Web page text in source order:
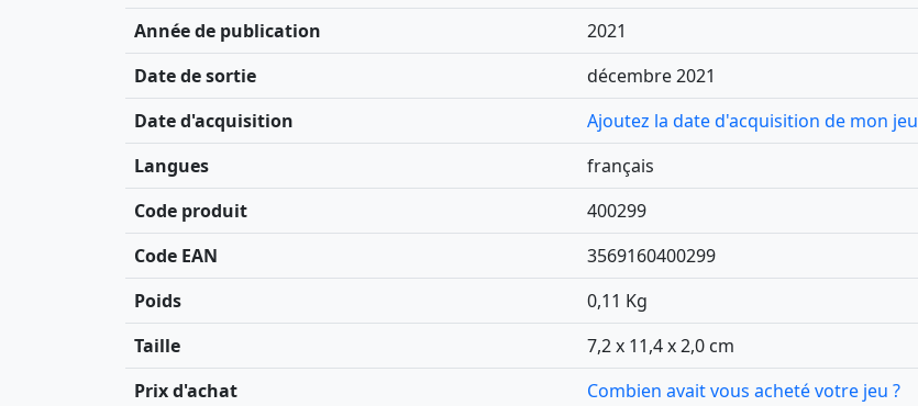
Année de publication
2021
Date de sortie
décembre 2021
Date d'acquisition
Ajoutez la date d'acquisition de mon jeu
Langues
français
Code produit
400299
Code EAN
3569160400299
Poids
0,11 Kg
Taille
7,2 x 11,4 x 2,0 cm
Prix d'achat
Combien avait vous acheté votre jeu ?